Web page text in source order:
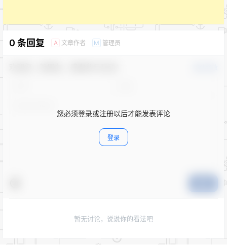
0 条回复 A 文章作者 M 管理员
您必须登录或注册以后才能发表评论
登录
暂无讨论，说说你的看法吧